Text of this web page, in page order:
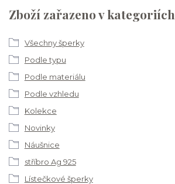
Zboží zařazeno v kategoriích
Všechny šperky
Podle typu
Podle materiálu
Podle vzhledu
Kolekce
Novinky
Náušnice
stříbro Ag 925
Lístečkové šperky